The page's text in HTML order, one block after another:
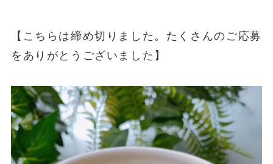
【こちらは締め切りました。たくさんのご応募
をありがとうございました】